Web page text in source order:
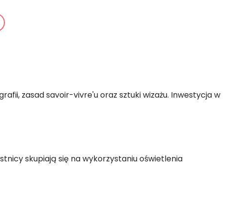
zasad savoir-vivre'u oraz sztuki wizażu. Inwestycja w
skupiają się na wykorzystaniu oświetlenia